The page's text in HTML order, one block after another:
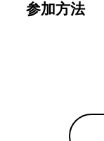
参加方法